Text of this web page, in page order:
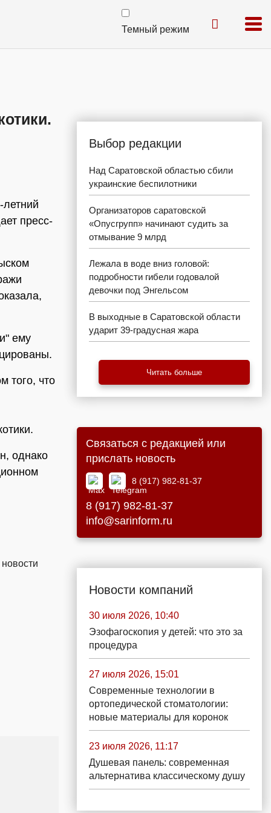
Темный режим
пресс-
ему
того, что
однако
Выбор редакции
Над Саратовской областью сбили
украинские беспилотники
Организаторов саратовской
«Опусгрупп» начинают судить за
отмывание 9 млрд
Лежала в воде вниз головой:
подробности гибели годовалой
девочки под Энгельсом
В выходные в Саратовской области
ударит 39-градусная жара
Читать больше
Связаться с редакцией или
прислать новость
8 (917) 982-81-37
8 (917) 982-81-37
info@sarinform.ru
Новости компаний
30 июля 2026, 10:40
Эзофагоскопия у детей: что это за
процедура
27 июля 2026, 15:01
Современные технологии в
ортопедической стоматологии:
новые материалы для коронок
23 июля 2026, 11:17
Душевая панель: современная
альтернатива классическому душу